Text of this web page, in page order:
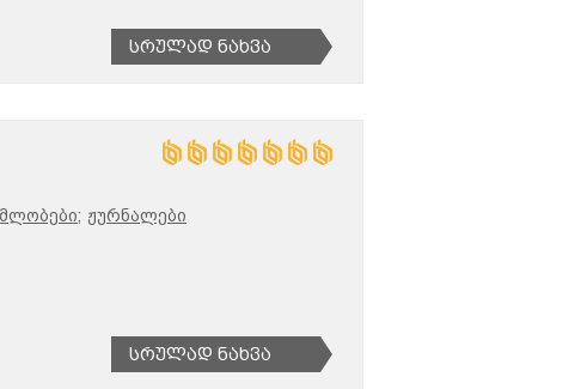
Სრულად Ნახვა
ჟურნალები
Სრულად Ნახვა